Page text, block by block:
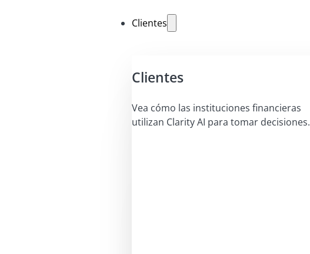
Clientes
Clientes
Vea cómo las instituciones financieras
utilizan Clarity AI para tomar decisiones.